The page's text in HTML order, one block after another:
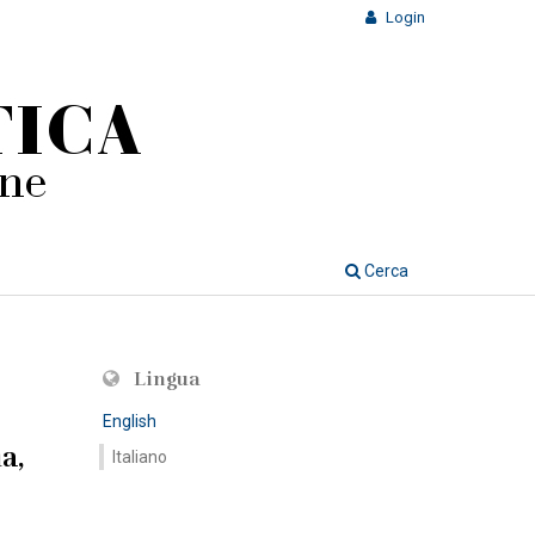
Cerca
Login
Lingua
English
Italiano